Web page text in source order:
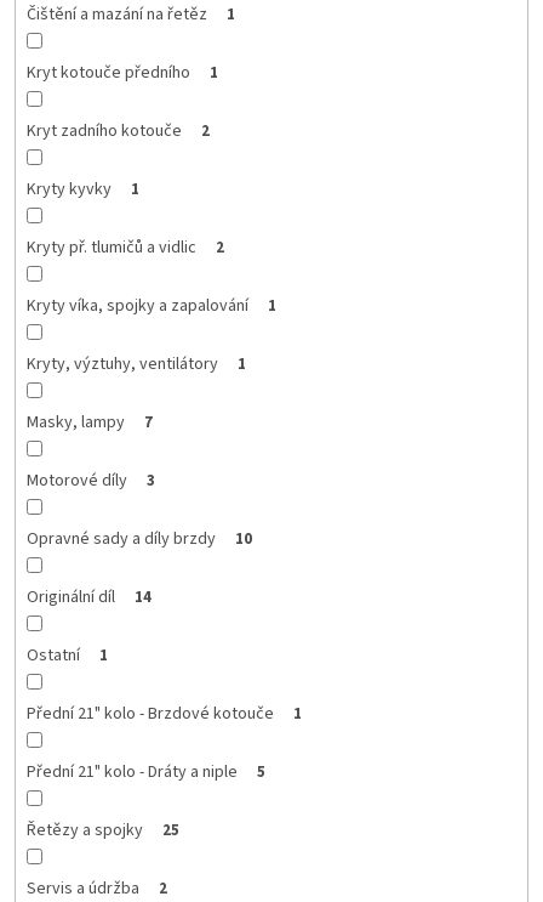
Čištění a mazání na řetěz 1
Kryt kotouče předního 1
Kryt zadního kotouče 2
Kryty kyvky 1
Kryty př. tlumičů a vidlic 2
Kryty víka, spojky a zapalování 1
Kryty, výztuhy, ventilátory 1
Masky, lampy 7
Motorové díly 3
Opravné sady a díly brzdy 10
Originální díl 14
Ostatní 1
Přední 21" kolo - Brzdové kotouče 1
Přední 21" kolo - Dráty a niple 5
Řetězy a spojky 25
Servis a údržba 2